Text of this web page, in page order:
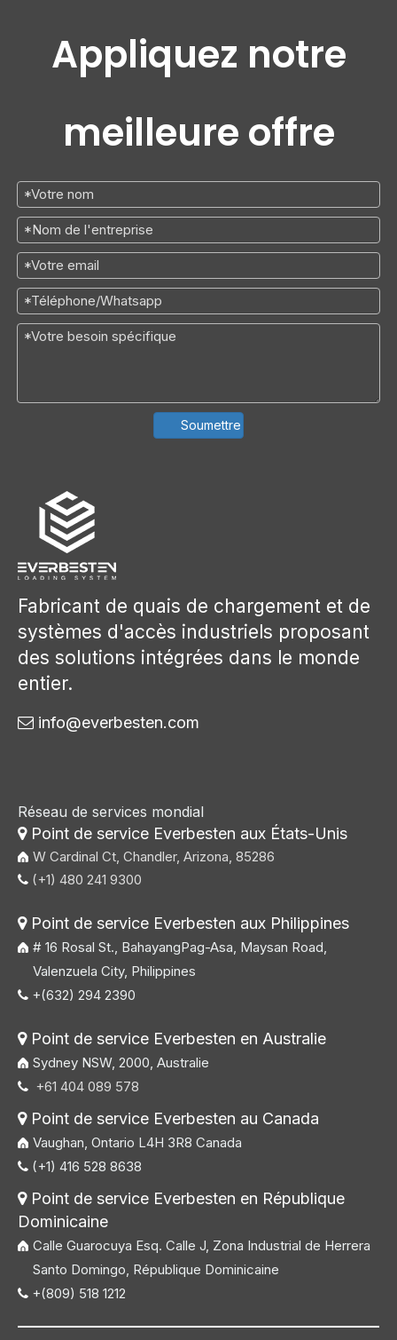
Appliquez notre
meilleure offre
Soumettre
Fabricant de quais de chargement et de
systèmes d'accès industriels proposant
des solutions intégrées dans le monde
entier.
 info@everbesten.com
Réseau de services mondial
Point de service Everbesten aux États-Unis
W Cardinal Ct, Chandler, Arizona, 85286
 (+1) 480 241 9300
Point de service Everbesten aux Philippines
# 16 Rosal St., BahayangPag-Asa, Maysan Road,
Valenzuela City, Philippines
 +(632) 294 2390
Point de service Everbesten en Australie
Sydney NSW, 2000, Australie
 +61 404 089 578
Point de service Everbesten au Canada
Vaughan, Ontario L4H 3R8 Canada
 (+1) 416 528 8638
Point de service Everbesten en République
Dominicaine
Calle Guarocuya Esq. Calle J, Zona Industrial de Herrera
Santo Domingo, République Dominicaine
 +(809) 518 1212